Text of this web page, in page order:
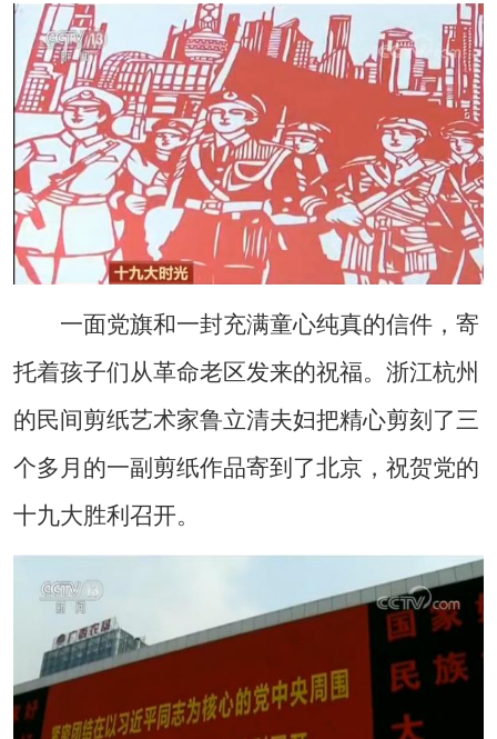
一面党旗和一封充满童心纯真的信件，寄
托着孩子们从革命老区发来的祝福。浙江杭州
的民间剪纸艺术家鲁立清夫妇把精心剪刻了三
个多月的一副剪纸作品寄到了北京，祝贺党的
十九大胜利召开。